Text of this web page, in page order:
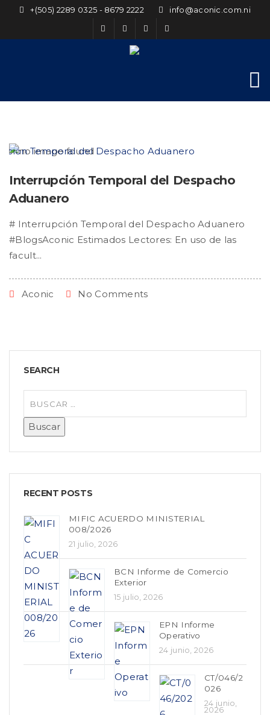
+(505) 2289 0325 - 8679 2222 info@aconic.com.ni
Interrupción Temporal del Despacho
Aduanero
# Interrupción Temporal del Despacho Aduanero
#BlogsAconic Estimados Lectores: En uso de las
facult...
Aconic No Comments
SEARCH
RECENT POSTS
MIFIC ACUERDO MINISTERIAL
008/2026
21 julio, 2026
BCN Informe de Comercio
Exterior
15 julio, 2026
EPN Informe
Operativo
24 junio, 2026
CT/046/2
026
24 junio,
2026